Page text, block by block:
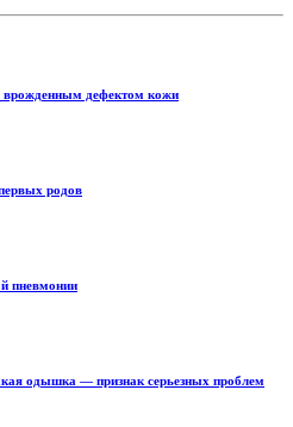
врожденным дефектом кожи
родов
пневмонии
одышка — признак серьезных проблем